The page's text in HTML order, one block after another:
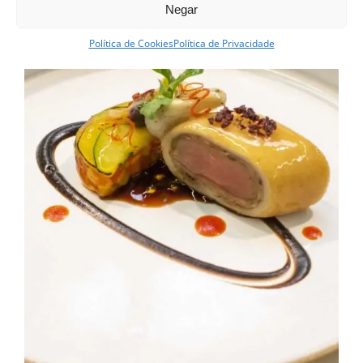
Negar
Política de CookiesPolítica de Privacidade